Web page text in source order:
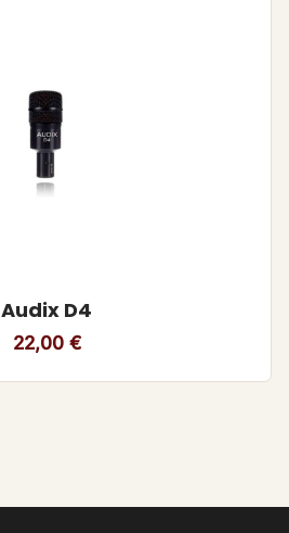
Audix D4
22,00 €